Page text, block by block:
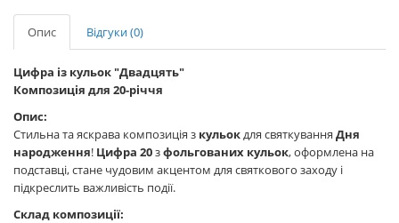
Опис Відгуки (0)
Цифра із кульок "Двадцять"
Композиція для 20-річчя
Опис:
Стильна та яскрава композиція з кульокдля святкування Дня
народження! Цифра 20зфольгованих кульок, оформлена на
подставці, стане чудовим акцентом для святкового заходу і
підкреслить важливість події.
Склад композиції: